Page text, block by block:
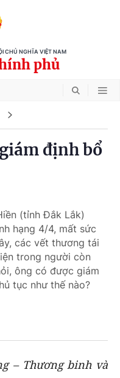
CHỦ NGHĨA VIỆT NAM
phủ
định bổ
(tỉnh Đắk Lắk)
hạng 4/4, mất sức
các vết thương tái
trong người còn
ông có được giám
tục như thế nào?
– Thương binh và